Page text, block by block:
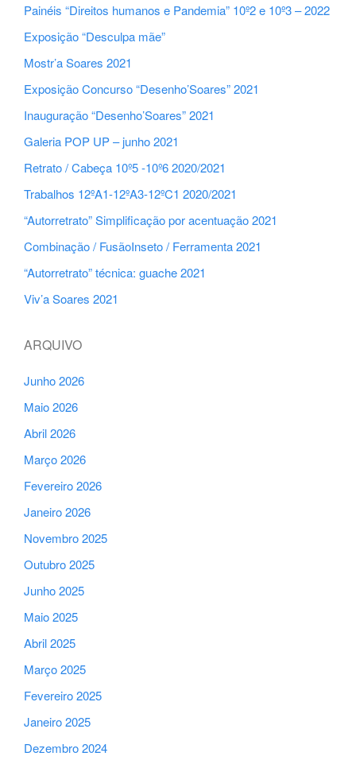
Painéis “Direitos humanos e Pandemia” 10º2 e 10º3 – 2022
Exposição “Desculpa mãe”
Mostr’a Soares 2021
Exposição Concurso “Desenho’Soares” 2021
Inauguração “Desenho’Soares” 2021
Galeria POP UP – junho 2021
Retrato / Cabeça 10º5 -10º6 2020/2021
Trabalhos 12ºA1-12ºA3-12ºC1 2020/2021
“Autorretrato” Simplificação por acentuação 2021
Combinação / FusãoInseto / Ferramenta 2021
“Autorretrato” técnica: guache 2021
Viv’a Soares 2021
ARQUIVO
Junho 2026
Maio 2026
Abril 2026
Março 2026
Fevereiro 2026
Janeiro 2026
Novembro 2025
Outubro 2025
Junho 2025
Maio 2025
Abril 2025
Março 2025
Fevereiro 2025
Janeiro 2025
Dezembro 2024